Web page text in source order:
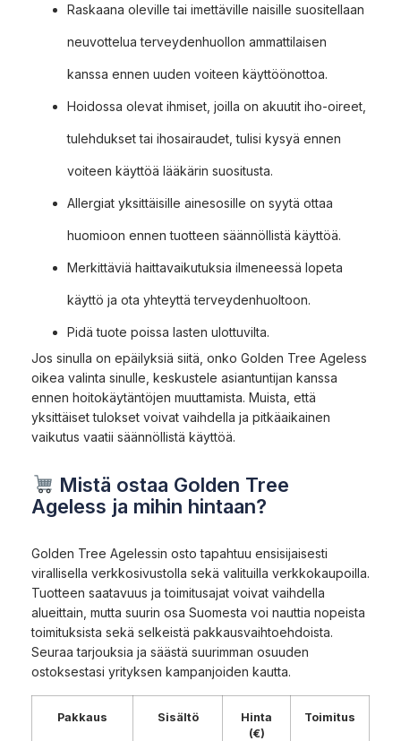
Raskaana oleville tai imettäville naisille suositellaan
neuvottelua terveydenhuollon ammattilaisen
kanssa ennen uuden voiteen käyttöönottoa.
Hoidossa olevat ihmiset, joilla on akuutit iho-oireet,
tulehdukset tai ihosairaudet, tulisi kysyä ennen
voiteen käyttöä lääkärin suositusta.
Allergiat yksittäisille ainesosille on syytä ottaa
huomioon ennen tuotteen säännöllistä käyttöä.
Merkittäviä haittavaikutuksia ilmeneessä lopeta
käyttö ja ota yhteyttä terveydenhuoltoon.
Pidä tuote poissa lasten ulottuvilta.
Jos sinulla on epäilyksiä siitä, onko Golden Tree Ageless
oikea valinta sinulle, keskustele asiantuntijan kanssa
ennen hoitokäytäntöjen muuttamista. Muista, että
yksittäiset tulokset voivat vaihdella ja pitkäaikainen
vaikutus vaatii säännöllistä käyttöä.
Mistä ostaa Golden Tree
Ageless ja mihin hintaan?
Golden Tree Agelessin osto tapahtuu ensisijaisesti
virallisella verkkosivustolla sekä valituilla verkkokaupoilla.
Tuotteen saatavuus ja toimitusajat voivat vaihdella
alueittain, mutta suurin osa Suomesta voi nauttia nopeista
toimituksista sekä selkeistä pakkausvaihtoehdoista.
Seuraa tarjouksia ja säästä suurimman osuuden
ostoksestasi yrityksen kampanjoiden kautta.
Pakkaus Sisältö
Hinta
(€)
Toimitus